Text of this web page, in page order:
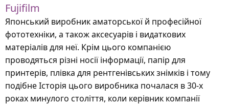
Fujifilm
Японський виробник аматорської й професійної
фототехніки, а також аксесуарів і видаткових
матеріалів для неї. Крім цього компанією
проводяться різні носії інформації, папір для
принтерів, плівка для рентгенівських знімків і тому
подібне Історія цього виробника почалася в 30-х
роках минулого століття, коли керівник компанії